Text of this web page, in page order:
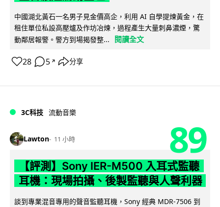
中國湖北黃石一名男子見金價高企，利用 AI 自學提煉黃金，在
租住單位私設高壓爐及作坊冶煉，過程產生大量刺鼻濃煙，驚
動鄰居報警。警方到場揭發整...
閱讀全文
28 5 ↗ 分享
3C科技 流動音樂
Lawton 11 小時 89
【評測】Sony IER-M500 入耳式監聽
耳機：現場拍攝、後製監聽與人聲利器
談到專業混音專用的聲音監聽耳機，Sony 經典 MDR-7506 到